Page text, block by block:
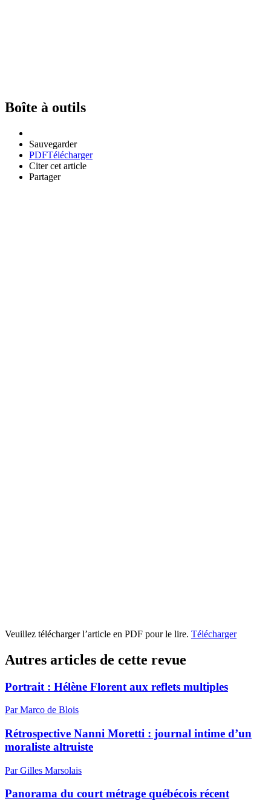
Boîte à outils
Sauvegarder
PDFTélécharger
Citer cet article
Partager
Veuillez télécharger l’article en PDF pour le lire. Télécharger
Autres articles de cette revue
Portrait : Hélène Florent aux reflets multiples
Par Marco de Blois
Rétrospective Nanni Moretti : journal intime d’un
moraliste altruiste
Par Gilles Marsolais
Panorama du court métrage québécois récent